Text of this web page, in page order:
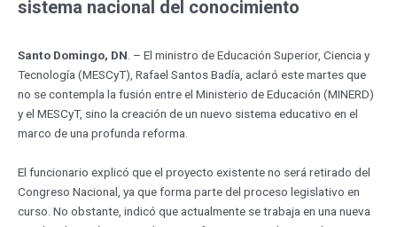
sistema nacional del conocimiento
Santo Domingo, DN . – El ministro de Educación Superior, Ciencia y
Tecnología (MESCyT), Rafael Santos Badía, aclaró este martes que
no se contempla la fusión entre el Ministerio de Educación (MINERD)
y el MESCyT, sino la creación de un nuevo sistema educativo en el
marco de una profunda reforma.
El funcionario explicó que el proyecto existente no será retirado del
Congreso Nacional, ya que forma parte del proceso legislativo en
curso. No obstante, indicó que actualmente se trabaja en una nueva